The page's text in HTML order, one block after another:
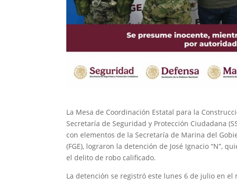
La Mesa de Coordinación Estatal para la
Secretaría de Seguridad y Protección Ciudadana
con elementos de la Secretaría de Marina del
(FGE), lograron la detención de José Ignacio “N”,
el delito de robo calificado.
La detención se registró este lunes 6 de julio en